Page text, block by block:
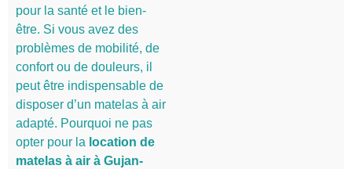
pour la santé et le bien-
être. Si vous avez des
problèmes de mobilité, de
confort ou de douleurs, il
peut être indispensable de
disposer d’un matelas à air
adapté. Pourquoi ne pas
opter pour la location de
matelas à air à Gujan-